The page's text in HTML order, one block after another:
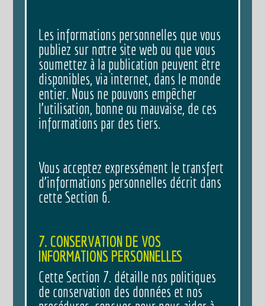
Les informations personnelles que vous
publiez sur notre site web ou que vous
soumettez à la publication peuvent être
disponibles, via internet, dans le monde
entier. Nous ne pouvons empêcher
l’utilisation, bonne ou mauvaise, de ces
informations par des tiers.
Vous acceptez expressément le transfert
d’informations personnelles décrit dans
cette Section 6.
7. CONSERVATION DE VOS
INFORMATIONS PERSONNELLES
Cette Section 7. détaille nos politiques
de conservation des données et nos